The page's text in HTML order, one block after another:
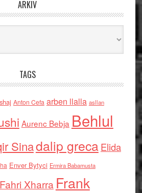
ARKIV
TAGS
Anton Cefa arben llalla asllan
Aurenc Bebja Behlul
Sinadalip grecaElida
Enver Bytyci Ermira Babamusta
Fahri Xharra Frank